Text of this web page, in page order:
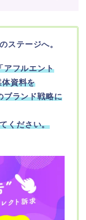
ステージへ。
アフルエント
資料を
ブランド戦略に
ください。